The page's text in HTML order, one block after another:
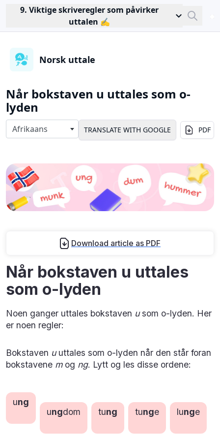
9. Viktige skriveregler som påvirker
uttalen ✍️
Close
Norsk uttale
Når bokstaven u uttales som o-
lyden
Select langauges
Afrikaans PDF
Download article as PDF
Når bokstaven u uttales
som o-lyden
Noen ganger uttales bokstaven usom o-lyden. Her
er noen regler:
Bokstaven uuttales som o-lyden når den står foran
bokstavene mog ng. Lytt og les disse ordene:
ung
ungdom tung tunge lunge